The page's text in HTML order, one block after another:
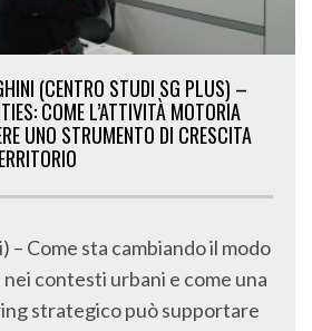
(CENTRO STUDI SG PLUS) –
COME L’ATTIVITÀ MOTORIA
UNO STRUMENTO DI CRESCITA
– Come sta cambiando il modo
contesti urbani e come una
strategico può supportare